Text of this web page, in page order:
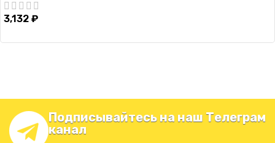
3,132 ₽
Подписывайтесь на наш Телеграм
канал